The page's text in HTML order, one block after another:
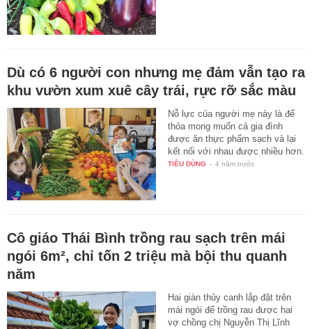
Dù có 6 người con nhưng mẹ đảm vẫn tạo ra
khu vườn xum xuê cây trái, rực rỡ sắc màu
Nỗ lực của người mẹ này là để
thỏa mong muốn cả gia đình
được ăn thực phẩm sạch và lại
kết nối với nhau được nhiều hơn.
TIÊU DÙNG - 4 năm trước
Cô giáo Thái Bình trồng rau sạch trên mái
ngói 6m², chỉ tốn 2 triệu mà bội thu quanh
năm
Hai giàn thủy canh lắp đặt trên
mái ngói để trồng rau được hai
vợ chồng chị Nguyễn Thị Lĩnh